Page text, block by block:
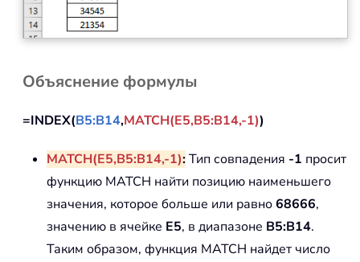
Объяснение формулы
=INDEX(B5:B14,MATCH(E5,B5:B14,-1))
MATCH(E5,B5:B14,-1):Тип совпадения -1 просит
функцию MATCH найти позицию наименьшего
значения, которое больше или равно68666,
значению в ячейке E5, в диапазоне B5:B14.
Таким образом, функция MATCH найдет число